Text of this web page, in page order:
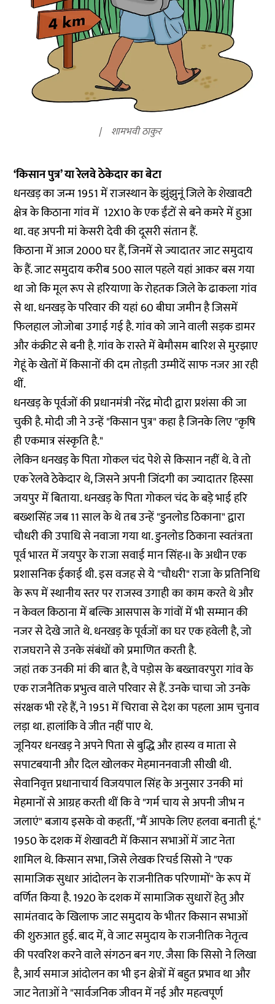
शामभवी ठाकुर
‘किसान पुत्र’ या रेलवे ठेकेदार का बेटा
धनखड़ का जन्म 1951 में राजस्थान के झुंझुनूं जिले के शेखावटी
क्षेत्र के किठाना गांव में 12X10 के एक ईंटों से बने कमरे में हुआ
था. वह अपनी मां केसरी देवी की दूसरी संतान हैं.
किठाना में आज 2000 घर हैं, जिनमें से ज्यादातर जाट समुदाय
के हैं. जाट समुदाय करीब 500 साल पहले यहां आकर बस गया
था जो कि मूल रूप से हरियाणा के रोहतक जिले के ढाकला गांव
से था. धनखड़ के परिवार की यहां 60 बीघा जमीन है जिसमें
फिलहाल जोजोबा उगाई गई है. गांव को जाने वाली सड़क डामर
और कंक्रीट से बनी है. गांव के रास्ते में बेमौसम बारिश से मुरझाए
गेहूं के खेतों में किसानों की दम तोड़ती उम्मीदें साफ नजर आ रही
थीं.
धनखड़ के पूर्वजों की प्रधानमंत्री नरेंद्र मोदी द्वारा प्रशंसा की जा
चुकी है. मोदी जी ने उन्हें "किसान पुत्र" कहा है जिनके लिए "कृषि
ही एकमात्र संस्कृति है."
लेकिन धनखड़ के पिता गोकल चंद पेशे से किसान नहीं थे. वे तो
एक रेलवे ठेकेदार थे, जिसने अपनी जिंदगी का ज्यादातर हिस्सा
जयपुर में बिताया. धनखड़ के पिता गोकल चंद के बड़े भाई हरि
बख्शसिंह जब 11 साल के थे तब उन्हें "डुनलोड ठिकाना" द्वारा
चौधरी की उपाधि से नवाजा गया था. डुनलोड ठिकाना स्वतंत्रता
पूर्व भारत में जयपुर के राजा सवाई मान सिंह-II के अधीन एक
प्रशासनिक ईकाई थी. इस वजह से ये "चौधरी" राजा के प्रतिनिधि
के रूप में स्थानीय स्तर पर राजस्व उगाही का काम करते थे और
न केवल किठाना में बल्कि आसपास के गांवों में भी सम्मान की
नजर से देखे जाते थे. धनखड़ के पूर्वजों का घर एक हवेली है, जो
राजघराने से उनके संबंधों को प्रमाणित करती है.
जहां तक उनकी मां की बात है, वे पड़ोस के बख्तावरपुरा गांव के
एक राजनैतिक प्रभुत्व वाले परिवार से हैं. उनके चाचा जो उनके
संरक्षक भी रहे हैं, ने 1951 में चिरावा से देश का पहला आम चुनाव
लड़ा था. हालांकि वे जीत नहीं पाए थे.
जूनियर धनखड़ ने अपने पिता से बुद्धि और हास्य व माता से
सपाटबयानी और दिल खोलकर मेहमाननवाजी सीखी थी.
सेवानिवृत्त प्रधानाचार्य विजयपाल सिंह के अनुसार उनकी मां
मेहमानों से आग्रह करती थीं कि वे "गर्म चाय से अपनी जीभ न
जलाएं" बजाय इसके वो कहतीं, "मैं आपके लिए हलवा बनाती हूं."
1950 के दशक में शेखावटी में किसान सभाओं में जाट नेता
शामिल थे. किसान सभा, जिसे लेखक रिचर्ड सिसो ने "एक
सामाजिक सुधार आंदोलन के राजनीतिक परिणामों" के रूप में
वर्णित किया है. 1920 के दशक में सामाजिक सुधारों हेतु और
सामंतवाद के खिलाफ जाट समुदाय के भीतर किसान सभाओं
की शुरुआत हुई. बाद में, वे जाट समुदाय के राजनीतिक नेतृत्व
की परवरिश करने वाले संगठन बन गए. जैसा कि सिसो ने लिखा
है, आर्य समाज आंदोलन का भी इन क्षेत्रों में बहुत प्रभाव था और
जाट नेताओं ने "सार्वजनिक जीवन में नई और महत्वपूर्ण